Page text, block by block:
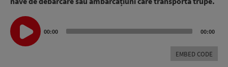
Audio
Player
00:00 00:00
EMBED CODE